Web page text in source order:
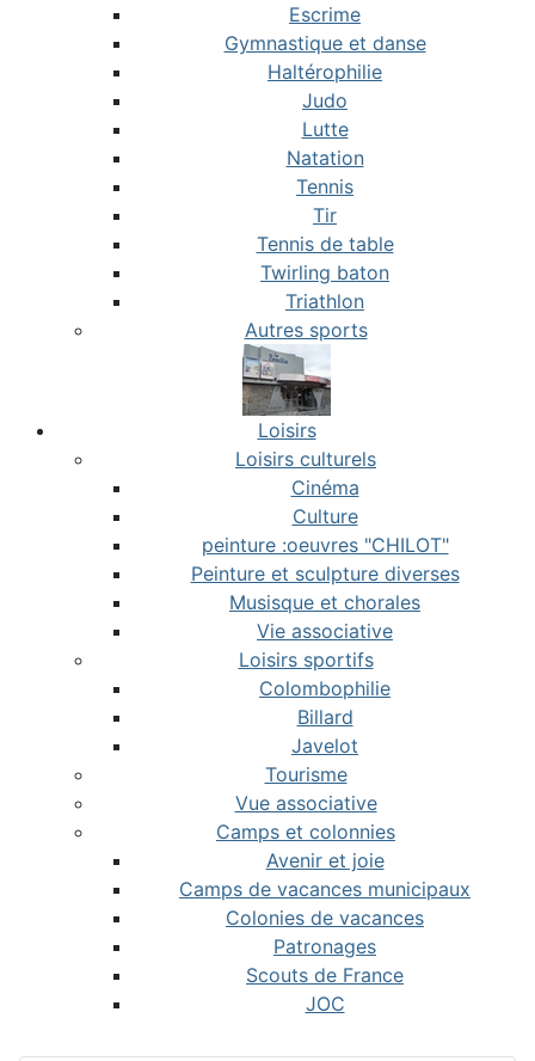
Escrime
Gymnastique et danse
Haltérophilie
Judo
Lutte
Natation
Tennis
Tir
Tennis de table
Twirling baton
Triathlon
Autres sports
Loisirs
Loisirs culturels
Cinéma
Culture
peinture :oeuvres "CHILOT"
Peinture et sculpture diverses
Musisque et chorales
Vie associative
Loisirs sportifs
Colombophilie
Billard
Javelot
Tourisme
Vue associative
Camps et colonnies
Avenir et joie
Camps de vacances municipaux
Colonies de vacances
Patronages
Scouts de France
JOC